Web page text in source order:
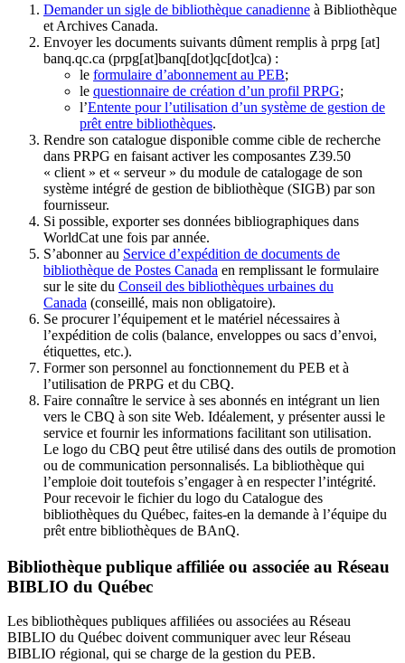
Demander un sigle de bibliothèque canadienne à Bibliothèque
et Archives Canada.
Envoyer les documents suivants dûment remplis à prpg [at]
banq.qc.ca (prpg[at]banq[dot]qc[dot]ca) :
le formulaire d’abonnement au PEB;
le questionnaire de création d’un profil PRPG;
l’Entente pour l’utilisation d’un système de gestion de
prêt entre bibliothèques.
Rendre son catalogue disponible comme cible de recherche
dans PRPG en faisant activer les composantes Z39.50
« client » et « serveur » du module de catalogage de son
système intégré de gestion de bibliothèque (SIGB) par son
fournisseur.
Si possible, exporter ses données bibliographiques dans
WorldCat une fois par année.
S’abonner au Service d’expédition de documents de
bibliothèque de Postes Canada en remplissant le formulaire
sur le site du Conseil des bibliothèques urbaines du
Canada (conseillé, mais non obligatoire).
Se procurer l’équipement et le matériel nécessaires à
l’expédition de colis (balance, enveloppes ou sacs d’envoi,
étiquettes, etc.).
Former son personnel au fonctionnement du PEB et à
l’utilisation de PRPG et du CBQ.
Faire connaître le service à ses abonnés en intégrant un lien
vers le CBQ à son site Web. Idéalement, y présenter aussi le
service et fournir les informations facilitant son utilisation.
Le logo du CBQ peut être utilisé dans des outils de promotion
ou de communication personnalisés. La bibliothèque qui
l’emploie doit toutefois s’engager à en respecter l’intégrité.
Pour recevoir le fichier du logo du Catalogue des
bibliothèques du Québec, faites-en la demande à l’équipe du
prêt entre bibliothèques de BAnQ.
Bibliothèque publique affiliée ou associée au Réseau
BIBLIO du Québec
Les bibliothèques publiques affiliées ou associées au Réseau
BIBLIO du Québec doivent communiquer avec leur Réseau
BIBLIO régional, qui se charge de la gestion du PEB.